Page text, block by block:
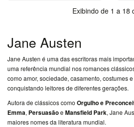
Chat
WhatsApp
Envie-
nos uma
mensagem
Exibindo de 1 a 18
Jane Austen
Jane Austen é uma das escritoras mais
uma referência mundial nos romances
como amor, sociedade, casamento, costumes
conquistando leitores de diferentes gerações.
Autora de clássicos como Orgulho e
Emma, Persuasãoe Mansfield Park, Jane
maiores nomes da literatura mundial.